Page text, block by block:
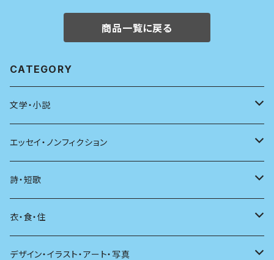
商品一覧に戻る
CATEGORY
文学・小説
日本
海外
日本語
文学理論
エッセイ・ノンフィクション
エッセイ
日記
ノンフィクション
詩・短歌
詩
短歌
衣・食・住
着る
デザイン・イラスト・アート・写真